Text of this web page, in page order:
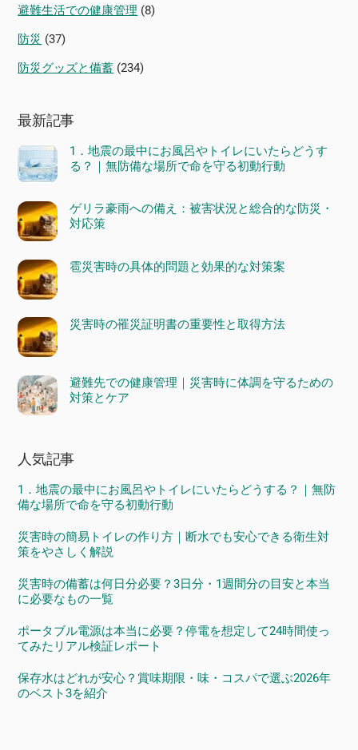
避難生活での健康管理 (8)
防災 (37)
防災グッズと備蓄 (234)
最新記事
1．地震の最中にお風呂やトイレにいたらどうす
る？｜無防備な場所で命を守る初動行動
ゲリラ豪雨への備え：被害状況と総合的な防災・
対応策
雹災害時の具体的問題と効果的な対策案
災害時の罹災証明書の重要性と取得方法
避難先での健康管理｜災害時に体調を守るための
対策とケア
人気記事
1．地震の最中にお風呂やトイレにいたらどうする？｜無防
備な場所で命を守る初動行動
災害時の簡易トイレの作り方｜断水でも安心できる衛生対
策をやさしく解説
災害時の備蓄は何日分必要？3日分・1週間分の目安と本当
に必要なもの一覧
ポータブル電源は本当に必要？停電を想定して24時間使っ
てみたリアル検証レポート
保存水はどれが安心？賞味期限・味・コスパで選ぶ2026年
のベスト3を紹介